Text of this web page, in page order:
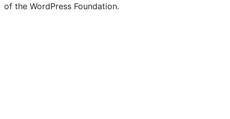
of the WordPress Foundation.